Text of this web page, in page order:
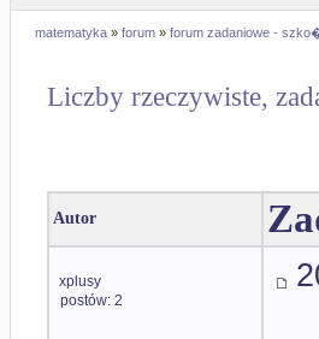
matematyka » forum » forum zadaniowe -
Liczby rzeczywiste,
Autor
xplusy
postów: 2